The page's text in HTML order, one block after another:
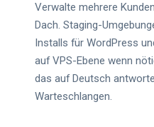
Verwalte mehrere
Dach. Staging-
Installs für WordPress
auf VPS-Ebene wenn
das auf Deutsch
Warteschlangen.